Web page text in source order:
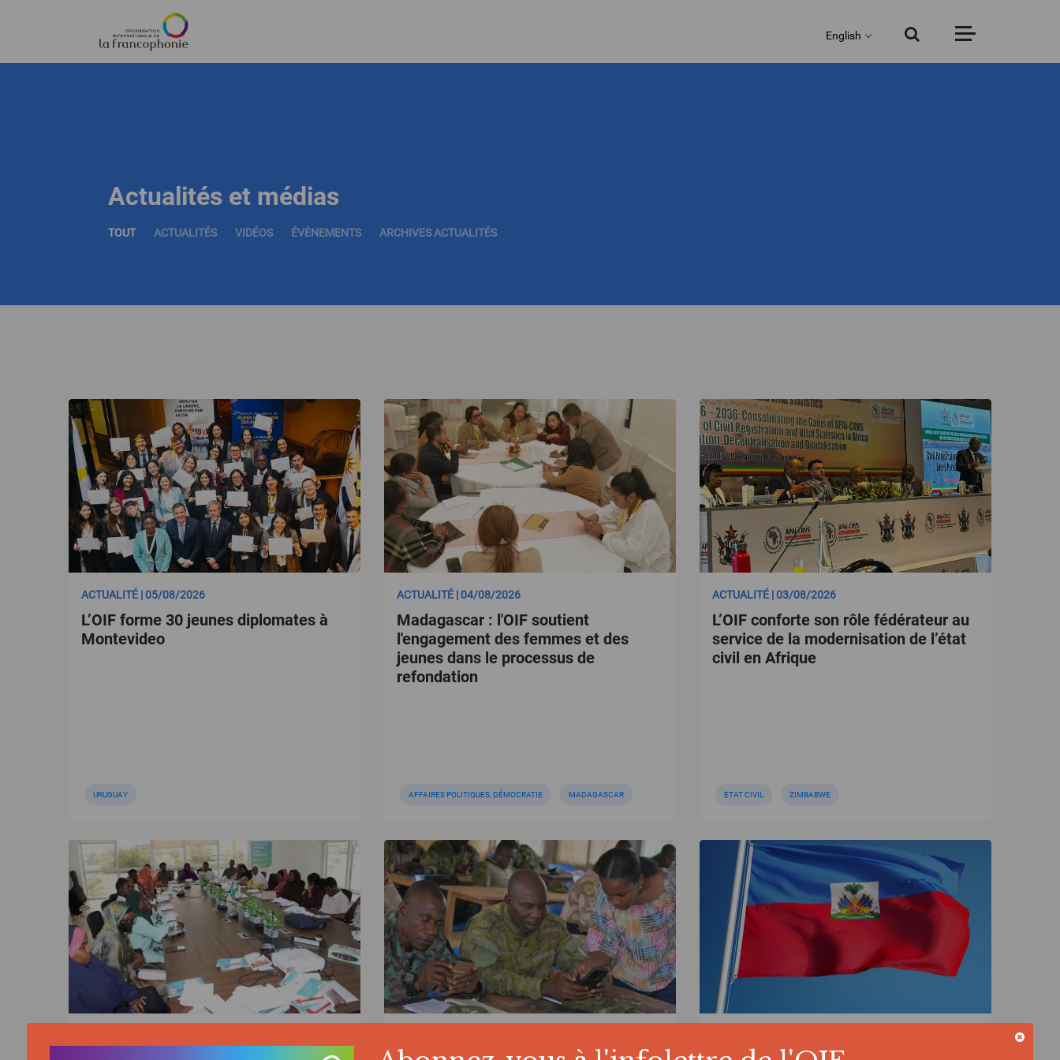
principal
English
Actualités et médias
TOUT ACTUALITÉS VIDÉOS ÉVÉNEMENTS ARCHIVES ACTUALITÉS
ACTUALITÉ | 05/08/2026
L’OIF forme 30 jeunes diplomates à
Montevideo
URUGUAY
ACTUALITÉ | 04/08/2026
Madagascar : l'OIF soutient
l'engagement des femmes et des
jeunes dans le processus de
refondation
AFFAIRES POLITIQUES, DÉMOCRATIE MADAGASCAR
ACTUALITÉ | 03/08/2026
L’OIF conforte son rôle fédérateur au
service de la modernisation de l’état
civil en Afrique
ETAT CIVIL ZIMBABWE